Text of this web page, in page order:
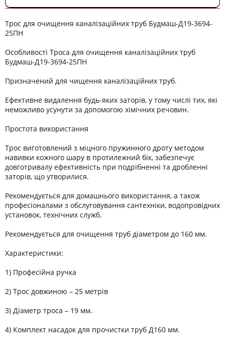
Трос для очищення каналізаційних труб Будмаш-Д19-3694-
25ПН
Особливості Троса для очищення каналізаційних труб
Будмаш-Д19-3694-25ПН
Призначений для чищення каналізаційних труб.
Ефективне видалення будь-яких заторів, у тому числі тих, які
неможливо усунути за допомогою хімічних речовин.
Простота використання
Трос виготовлений з міцного пружинного дроту методом
навивки кожного шару в протилежний бік, забезпечує
довготривалу ефективність при подрібненні та дробленні
заторів, що утворилися.
Рекомендується для домашнього використання, а також
професіоналами з обслуговування сантехніки, водопровідних
установок, технічних служб.
Рекомендується для очищення труб діаметром до 160 мм.
Характеристики:
1) Професійна ручка
2) Трос довжиною – 25 метрів
3) Діаметр троса – 19 мм.
4) Комплект насадок для прочистки труб Д160 мм.